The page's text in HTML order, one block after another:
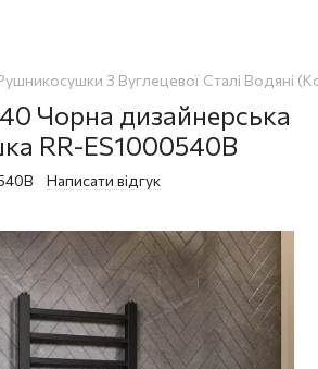
З Вуглецевої Сталі Водяні
Чорна дизайнерська
RR-ES1000540В
Написати відгук